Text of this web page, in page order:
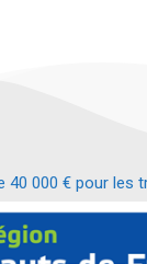
40 000 € pour les
de proximité.